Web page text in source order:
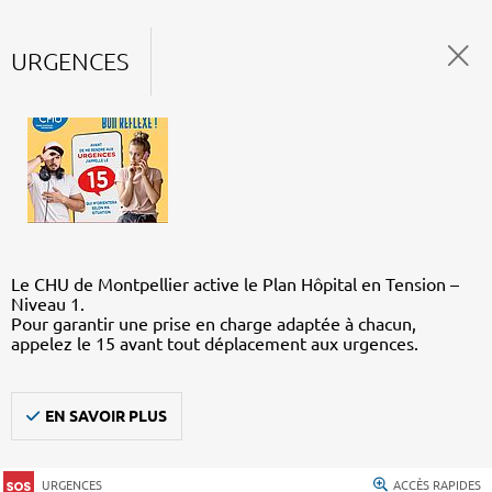
URGENCES
Le CHU de Montpellier active le Plan Hôpital en Tension –
Niveau 1.
Pour garantir une prise en charge adaptée à chacun,
appelez le 15 avant tout déplacement aux urgences.
EN SAVOIR PLUS
URGENCES ACCÈS RAPIDES